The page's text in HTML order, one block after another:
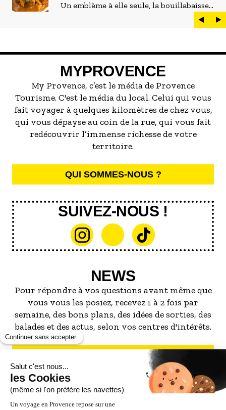
Un emblème à elle seule, la bouillabaisse
est LE plat marseillais par excellence. On
peut d'ailleurs vite être submergé·e par la
servir la meilleure...
MYPROVENCE
My Provence, c’est le média de Provence
Tourisme. C'est le média du local. Celui qui vous
fait voyager à quelques kilomètres de chez vous,
qui vous dépayse au coin de la rue, qui vous fait
redécouvrir l’immense richesse de votre
territoire.
QUI SOMMES-NOUS ?
SUIVEZ-NOUS !
NEWS
Pour répondre à vos questions avant même que
vous vous les posiez, recevez 1 à 2 fois par
semaine, des bons plans, des idées de sorties, des
balades et des actus, selon vos centres d'intérêts.
S'INSCRIRE À LA NEWSLETTER